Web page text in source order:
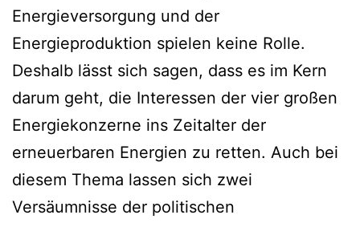
Energieversorgung und der
Energieproduktion spielen keine Rolle.
Deshalb lässt sich sagen, dass es im Kern
darum geht, die Interessen der vier großen
Energiekonzerne ins Zeitalter der
erneuerbaren Energien zu retten. Auch bei
diesem Thema lassen sich zwei
Versäumnisse der politischen